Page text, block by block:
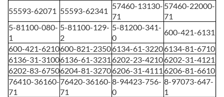
55593-62071 55593-62341
57460-13130-
71
57460-22000-
71
5-81100-080-
1
5-81100-129-
2
5-81200-341-
0
600-421-6131
600-421-6210600-821-23506134-61-32206134-81-6710
6136-31-31006136-61-3231 6202-23-42106202-31-4121
6202-83-67506204-81-32706206-31-4111 6206-81-6610
76410-36160-
71
76420-36160-
71
8-94423-756-
0
8-97073-647-
1